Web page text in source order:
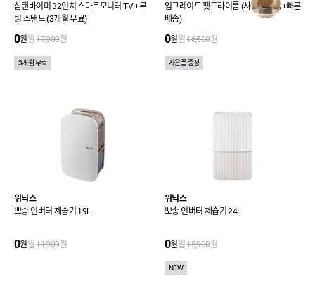
삼탠바이미 32인치 스마트모니터 TV +무
빙 스탠드 (3개월 무료)
0원월17,900원
3개월 무료
업그레이드 펫드라이룸 (사은품 증정+빠른
배송)
0원월16,500원
사은품 증정
위닉스
뽀송 인버터 제습기 19L
0원월11,900원
위닉스
뽀송 인버터 제습기 24L
0원월15,900원
NEW